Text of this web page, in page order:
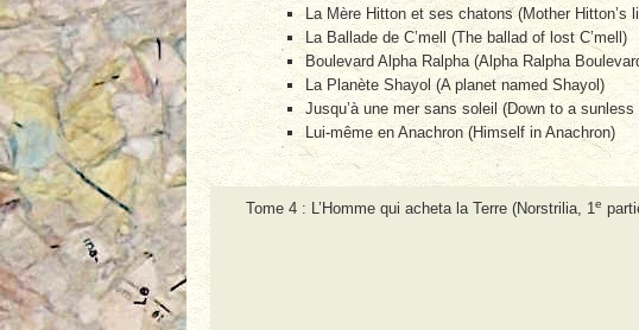
La Mère Hitton et ses chatons (Mother Hitton’s
La Ballade de C’mell (The ballad of lost C’mell)
Boulevard Alpha Ralpha (Alpha Ralpha
La Planète Shayol (A planet named Shayol)
Jusqu’à une mer sans soleil (Down to a sunless
Lui-même en Anachron (Himself in Anachron)
Tome 4 : L’Homme qui acheta la Terre (Norstrilia, 1e